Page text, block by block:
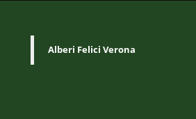
Alberi Felici Verona